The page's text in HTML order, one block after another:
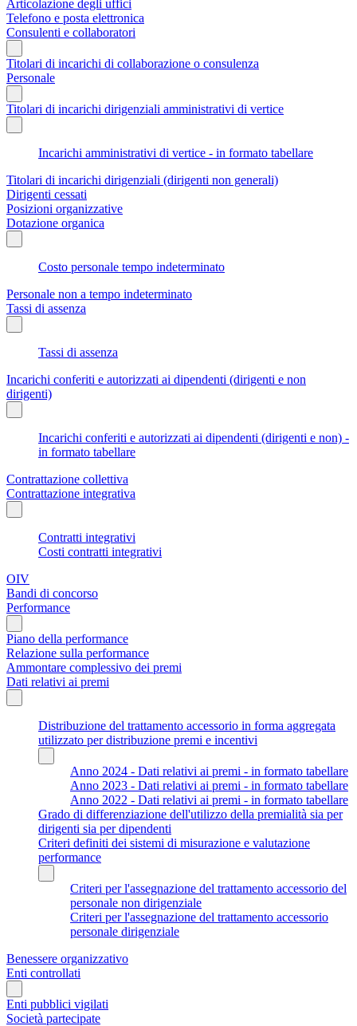
Articolazione degli uffici
Telefono e posta elettronica
Consulenti e collaboratori
Titolari di incarichi di collaborazione o consulenza
Personale
Titolari di incarichi dirigenziali amministrativi di vertice
Incarichi amministrativi di vertice - in formato tabellare
Titolari di incarichi dirigenziali (dirigenti non generali)
Dirigenti cessati
Posizioni organizzative
Dotazione organica
Costo personale tempo indeterminato
Personale non a tempo indeterminato
Tassi di assenza
Tassi di assenza
Incarichi conferiti e autorizzati ai dipendenti (dirigenti e non
dirigenti)
Incarichi conferiti e autorizzati ai dipendenti (dirigenti e non) -
in formato tabellare
Contrattazione collettiva
Contrattazione integrativa
Contratti integrativi
Costi contratti integrativi
OIV
Bandi di concorso
Performance
Piano della performance
Relazione sulla performance
Ammontare complessivo dei premi
Dati relativi ai premi
Distribuzione del trattamento accessorio in forma aggregata
utilizzato per distribuzione premi e incentivi
Anno 2024 - Dati relativi ai premi - in formato tabellare
Anno 2023 - Dati relativi ai premi - in formato tabellare
Anno 2022 - Dati relativi ai premi - in formato tabellare
Grado di differenziazione dell'utilizzo della premialità sia per
dirigenti sia per dipendenti
Criteri definiti dei sistemi di misurazione e valutazione
performance
Criteri per l'assegnazione del trattamento accessorio del
personale non dirigenziale
Criteri per l'assegnazione del trattamento accessorio
personale dirigenziale
Benessere organizzativo
Enti controllati
Enti pubblici vigilati
Società partecipate